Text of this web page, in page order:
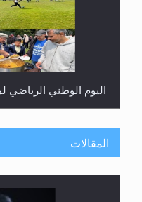
اليوم الوطني الرياضي
المقالات